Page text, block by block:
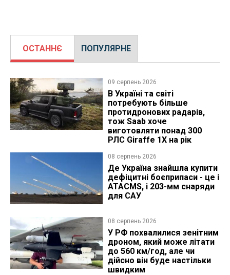
ОСТАННЄ ПОПУЛЯРНЕ
09 серпень 2026
В Україні та світі
потребують більше
протидронових радарів,
тож Saab хоче
виготовляти понад 300
РЛС Giraffe 1X на рік
08 серпень 2026
Де Україна знайшла купити
дефіцитні боєприпаси - це і
ATACMS, і 203-мм снаряди
для САУ
08 серпень 2026
У РФ похвалилися зенітним
дроном, який може літати
до 560 км/год, але чи
дійсно він буде настільки
швидким